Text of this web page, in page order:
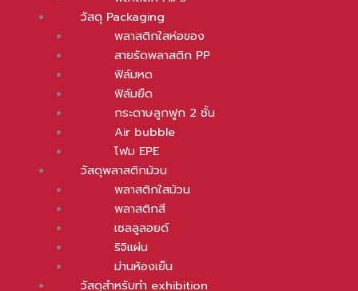
วัสดุ Packaging
พลาสติกใสห่อของ
สายรัดพลาสติก PP
ฟิล์มหด
ฟิล์มยืด
กระดาษลูกฟูก 2 ชั้น
Air bubble
โฟม EPE
วัสดุพลาสติกม้วน
พลาสติกใสม้วน
พลาสติกสี
เซลลูลอยด์
ริจิแผ่น
ม่านห้องเย็น
วัสดุสำหรับทำ exhibition